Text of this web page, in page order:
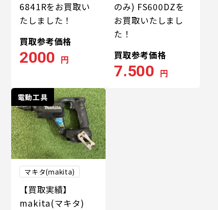
6841Rをお買取い
たしました！
買取参考価格
2000 円
のみ) FS600DZを
お買取いたしまし
た！
買取参考価格
7.500 円
電動工具
マキタ(makita)
【買取実績】
makita(マキタ)